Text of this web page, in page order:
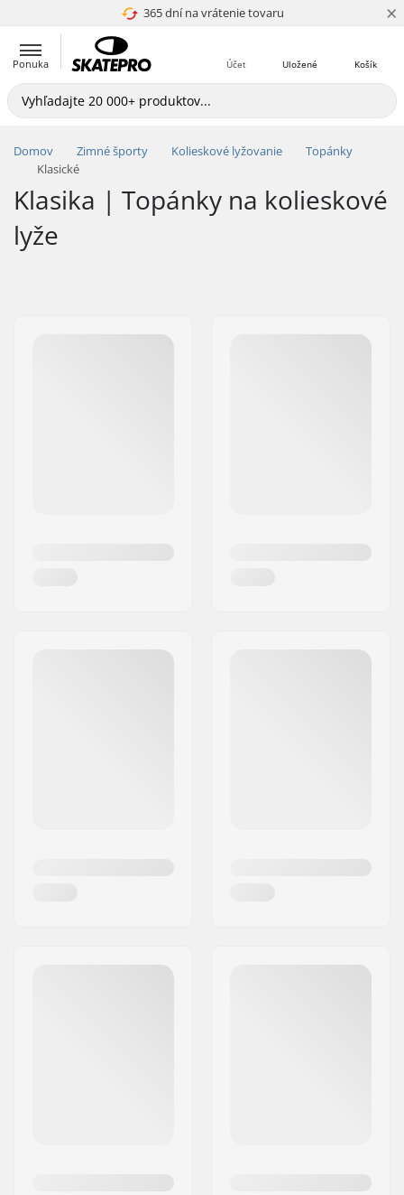
365 dní na vrátenie tovaru
4.8 z 5 ×
Ponuka Košík
Uložené
Účet
Domov Zimné športy Kolieskové lyžovanie
Topánky
Klasické
Klasika | Topánky na kolieskové
lyže